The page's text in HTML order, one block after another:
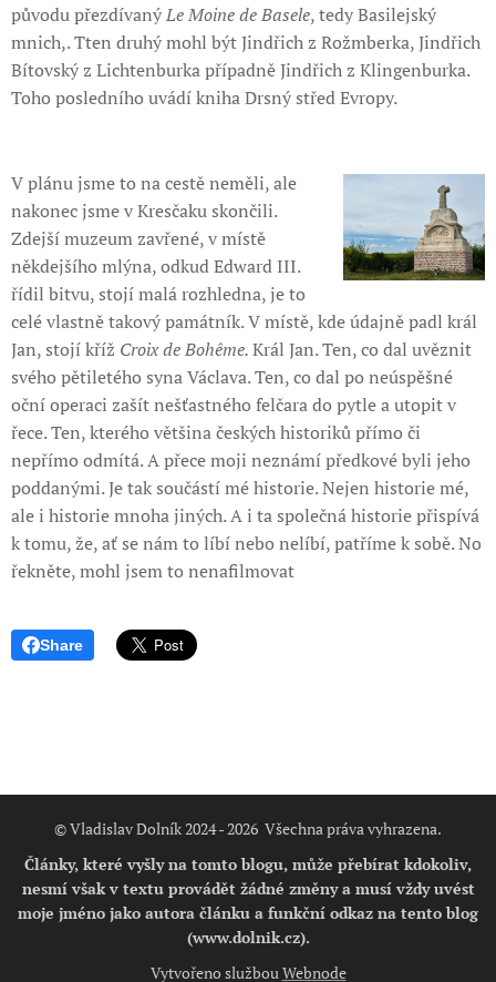
původu přezdívanýLe Moine de Basele, tedy Basilejský
mnich,. Tten druhý mohl být Jindřich z Rožmberka, Jindřich
Bítovský z Lichtenburka případně Jindřich z Klingenburka.
Toho posledního uvádí kniha Drsný střed Evropy.
V plánu jsme to na cestě neměli, ale
nakonec jsme v Kresčaku skončili.
Zdejší muzeum zavřené, v místě
někdejšího mlýna, odkud Edward III.
řídil bitvu, stojí malá rozhledna, je to
celé vlastně takový památník. V místě, kde údajně padl král
Jan, stojí kříž Croix de Bohême.Král Jan. Ten, co dal uvěznit
svého pětiletého syna Václava. Ten, co dal po neúspěšné
oční operaci zašít nešťastného felčara do pytle a utopit v
řece. Ten, kterého většina českých historiků přímo či
nepřímo odmítá. A přece moji neznámí předkové byli jeho
poddanými. Je tak součástí mé historie. Nejen historie mé,
ale i historie mnoha jiných. A i ta společná historie přispívá
k tomu, že, ať se nám to líbí nebo nelíbí, patříme k sobě. No
řekněte, mohl jsem to nenafilmovat
Share
© Vladislav Dolník 2024 - 2026 Všechna práva vyhrazena.
Články, které vyšly na tomto blogu, může přebírat kdokoliv,
nesmí však v textu provádět žádné změny a musí vždy uvést
moje jméno jako autora článku a funkční odkaz na tento blog
(www.dolnik.cz).
Vytvořeno službouWebnode